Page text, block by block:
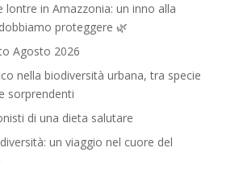
lontre in Amazzonia: un inno alla
proteggere 🌿
Agosto 2026
nella biodiversità urbana, tra specie
sorprendenti
di una dieta salutare
un viaggio nel cuore del